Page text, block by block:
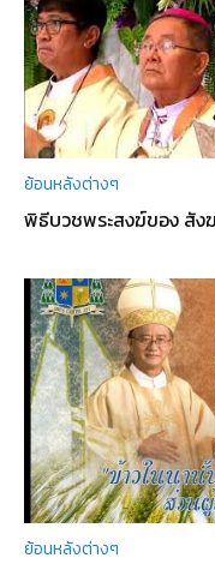
ย้อนหลังต่างๆ
พิธีบวชพระสงฆ์ของ สั
ย้อนหลังต่างๆ